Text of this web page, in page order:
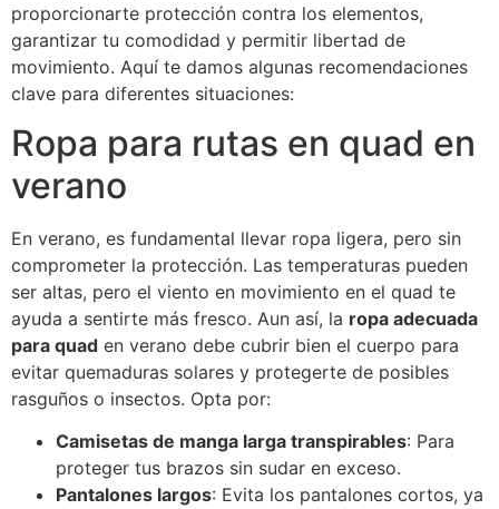
proporcionarte protección contra los elementos,
garantizar tu comodidad y permitir libertad de
movimiento. Aquí te damos algunas recomendaciones
clave para diferentes situaciones:
Ropa para rutas en quad en
verano
En verano, es fundamental llevar ropa ligera, pero sin
comprometer la protección. Las temperaturas pueden
ser altas, pero el viento en movimiento en el quad te
ayuda a sentirte más fresco. Aun así, la ropa adecuada
para quad en verano debe cubrir bien el cuerpo para
evitar quemaduras solares y protegerte de posibles
rasguños o insectos. Opta por:
Camisetas de manga larga transpirables: Para
proteger tus brazos sin sudar en exceso.
Pantalones largos: Evita los pantalones cortos, ya